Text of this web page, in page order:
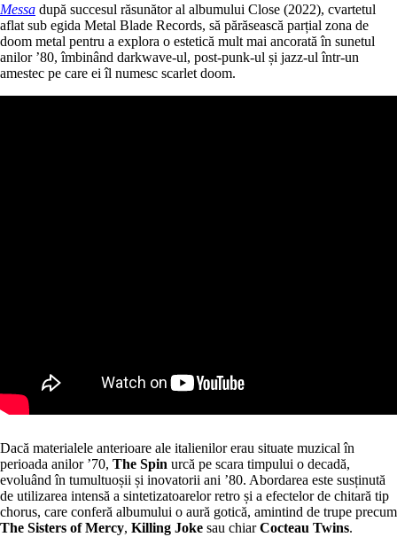
Messa după succesul răsunător al albumului Close (2022), cvartetul
aflat sub egida Metal Blade Records, să părăsească parțial zona de
doom metal pentru a explora o estetică mult mai ancorată în sunetul
anilor ’80, îmbinând darkwave-ul, post-punk-ul și jazz-ul într-un
amestec pe care ei îl numesc scarlet doom.
Dacă materialele anterioare ale italienilor erau situate muzical în
perioada anilor ’70, The Spin urcă pe scara timpului o decadă,
evoluând în tumultuoșii și inovatorii ani ’80. Abordarea este susținută
de utilizarea intensă a sintetizatoarelor retro și a efectelor de chitară tip
chorus, care conferă albumului o aură gotică, amintind de trupe precum
The Sisters of Mercy, Killing Joke sau chiarCocteau Twins.